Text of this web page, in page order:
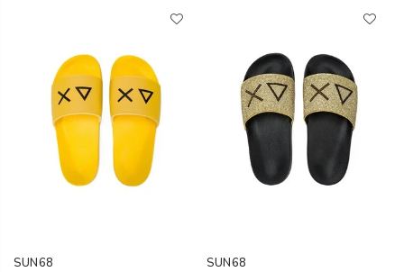
SUN68 SUN68